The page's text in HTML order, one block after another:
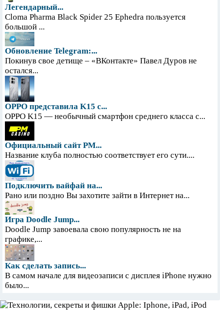
Легендарный...
Cloma Pharma Black Spider 25 Ephedra пользуется
большой ...
Обновление Telegram:...
Покинув свое детище – «ВКонтакте» Павел Дуров не
остался...
OPPO представила K15 с...
OPPO K15 — необычный смартфон среднего класса с...
Официальный сайт PM...
Название клуба полностью соответствует его сути....
Подключить вайфай на...
Рано или поздно Вы захотите зайти в Интернет на...
Игра Doodle Jump...
Doodle Jump завоевала свою популярность не на
графике,...
Как сделать запись...
В самом начале для видеозаписи с дисплея iPhone нужно
было...